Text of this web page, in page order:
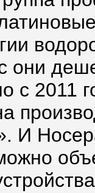
они
с 2011
И